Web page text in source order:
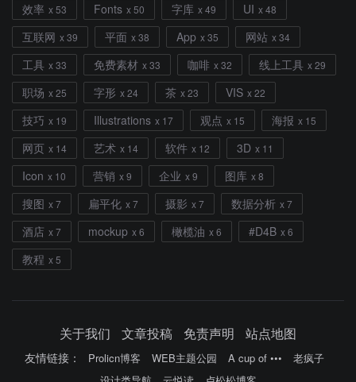
效率 x 53 Fonts x 50 字库 x 49 UI x 48
互联网 x 39 平面 x 38 App x 35 网站 x 34
工具 x 33 免费素材 x 33 咖啡 x 32 线上工具 x 29
职场 x 25 字形 x 24 茶 x 23 VIS x 22
技巧 x 19 Illustrations x 17 观点 x 15 海报 x 15
网页 x 14 艺术 x 14 软件 x 12 3D x 11
Icon x 10 营销 x 9 企业 x 9 图库 x 8
搜图 x 7 扁平化 x 7 摄影 x 7 数据分析 x 7
酒店 x 7 mockup x 6 橄榄油 x 6 #D4B x 6
教程 x 5
关于我们 文章投稿 免责声明 站点地图
友情链接： Prolicn博客 WEB主题公园 A cup of •••
老疯子